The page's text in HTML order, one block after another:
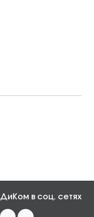
ДиКом в соц. сетях